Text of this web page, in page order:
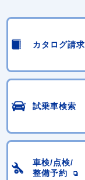
カタログ請求
試乗車検索
車検/点検/
整備予約